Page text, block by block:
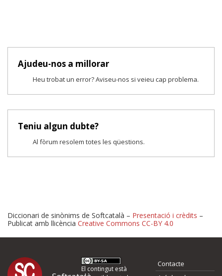
Ajudeu-nos a millorar
Heu trobat un error? Aviseu-nos si veieu cap problema.
Teniu algun dubte?
Al fòrum resolem totes les qüestions.
Proposeu-nos millores o
Diccionari de sinònims de Softcatalà – Presentació i crèdits –
Publicat amb llicència Creative Commons CC-BY 4.0
El contingut està
Contacte